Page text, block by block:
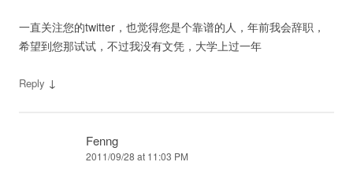
一直关注您的twitter，也觉得您是个靠谱的人，年前我会辞职，
希望到您那试试，不过我没有文凭，大学上过一年
Reply ↓
Fenng
2011/09/28 at 11:03 PM